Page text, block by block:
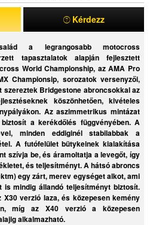
Kérdezz
a legrangosabb motocross
tapasztalatok alapján fejlesztett
World Championship, az AMA Pro
Championsip, sorozatok versenyzői,
szereztek Bridgestone abroncsokkal az
köszönhetően, kivételes
Az aszimmetrikus mintázat
a kerékdőlés függvényében. A
minden eddiginél stabilabbak a
A futófelület bütykeinek kialakítása
szívja be, és áramoltatja a levegőt, így
és teljesítményt. A hátsó abroncs
egy zárt, merev egységet alkot, ami
is mindig állandó teljesítményt biztosít.
verzió laza, és közepesen kemény
míg az X40 verzió a közepesen
alkalmazható.